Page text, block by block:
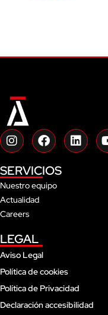
I
n
t
a
g
r
a
F
a
e
b
o
L
i
SERVICIOS
Nuestro equipo
Actualidad
Careers
LEGAL
Aviso Legal
Política de cookies
Política de Privacidad
Declaración accesibilidad